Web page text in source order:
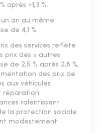
après +1,3 %.
an au même
de 4,1 %.
des services reflète
prix des « autres
de 2,5 % après 2,8 %,
des prix de
aux véhicules
réparation
ralentissent
la protection sociale
modestement.